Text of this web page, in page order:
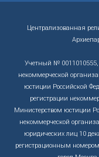
Централизованная
Учетный № 0011010555,
некоммерческой
юстиции Российской
регистрации
Министерством юстиции
некоммерческой
юридических лиц 10
регистрационным